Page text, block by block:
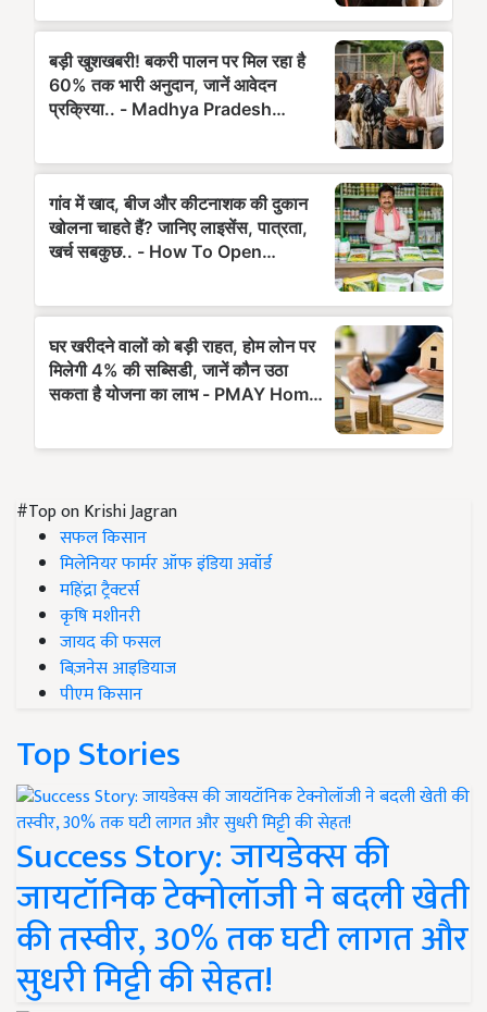
#Top on Krishi Jagran
सफल किसान
मिलेनियर फार्मर ऑफ इंडिया अवॉर्ड
महिंद्रा ट्रैक्टर्स
कृषि मशीनरी
जायद की फसल
बिज़नेस आइडियाज
पीएम किसान
Top Stories
Success Story: जायडेक्स की
जायटॉनिक टेक्नोलॉजी ने बदली खेती
की तस्वीर, 30% तक घटी लागत और
सुधरी मिट्टी की सेहत!